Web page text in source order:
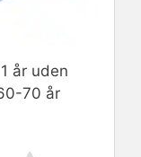
år uden
70 år